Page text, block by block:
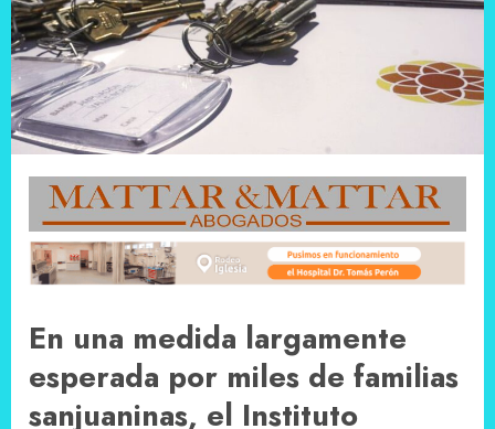
En una medida largamente
esperada por miles de familias
sanjuaninas, el Instituto